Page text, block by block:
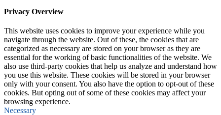
Privacy Overview
This website uses cookies to improve your experience while you
navigate through the website. Out of these, the cookies that are
categorized as necessary are stored on your browser as they are
essential for the working of basic functionalities of the website. We
also use third-party cookies that help us analyze and understand how
you use this website. These cookies will be stored in your browser
only with your consent. You also have the option to opt-out of these
cookies. But opting out of some of these cookies may affect your
browsing experience.
Necessary